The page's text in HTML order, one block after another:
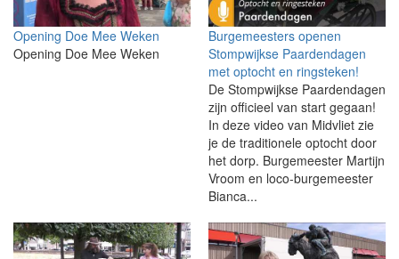
Opening Doe Mee Weken
Opening Doe Mee Weken
Burgemeesters openen
Stompwijkse Paardendagen
met optocht en ringsteken!
De Stompwijkse Paardendagen
zijn officieel van start gegaan!
In deze video van Midvliet zie
je de traditionele optocht door
het dorp. Burgemeester Martijn
Vroom en loco-burgemeester
Bianca...